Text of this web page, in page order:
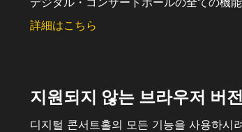
詳細はこちら
지원되지 않는 브라우저 버
디지털 콘서트홀의 모든 기능을 사용하시